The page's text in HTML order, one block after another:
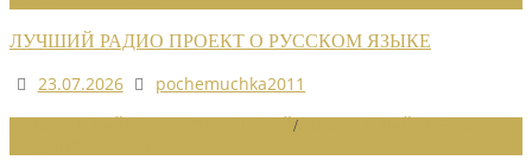
ЛУЧШИЙ РАДИО ПРОЕКТ О РУССКОМ ЯЗЫКЕ
23.07.2026
pochemuchka2011
/